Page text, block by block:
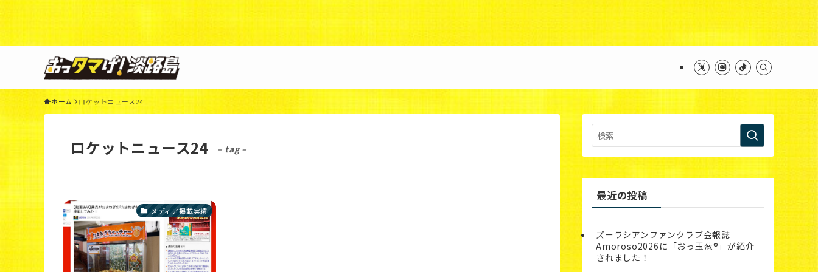
: Undefined variable $query in /home/xs311788/uzunokuni.com/public_html/ottamage/wp/wp-content/themes/swell_child/functions.php
on line
ホーム ロケットニュース24
ロケットニュース24 – tag –
メディア掲載実績
最近の投稿
ズーラシアンファンクラブ会報誌
Amoroso2026に「おっ玉葱®︎」が紹介
されました！